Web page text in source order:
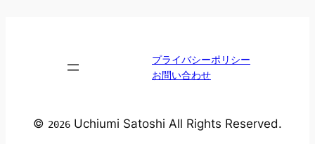
プライバシーポリシー
お問い合わせ
© 2026 Uchiumi Satoshi All Rights Reserved.